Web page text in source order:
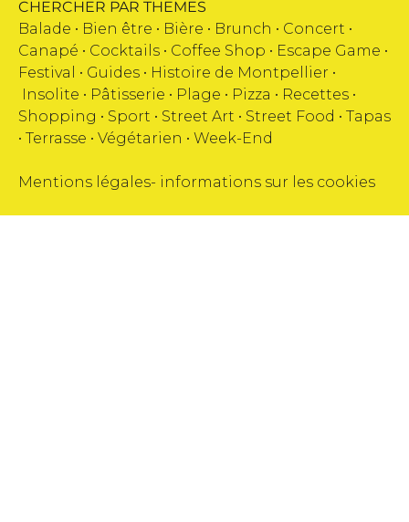
CHERCHER PAR THEMES
Balade • Bien être • Bière • Brunch • Concert •
Canapé • Cocktails • Coffee Shop • Escape Game •
Festival
• Guides • Histoire de Montpellier •
Insolite • Pâtisserie • Plage • Pizza • Recettes •
Shopping • Sport • Street Art • Street Food • Tapas
• Terrasse • Végétarien • Week-End
Mentions légales- informations sur les cookies